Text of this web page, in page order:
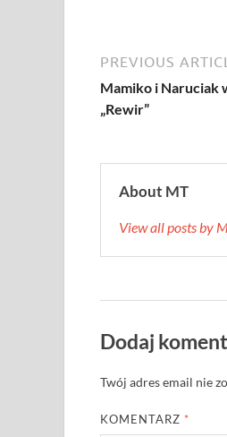
PREVIOUS
Mamiko i Naruciak
„Rewir”
About MT
View all posts by
Dodaj
Twój adres email nie
KOMENTARZ *